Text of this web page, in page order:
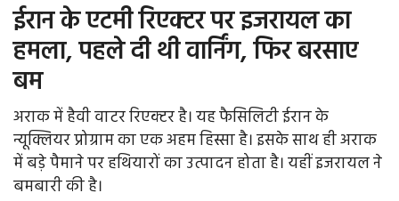
Office Office
Political Gossips
Farm & Food
Opinion
ईरान के एटमी रिएक्टर पर इजरायल का
हमला, पहले दी थी वार्निंग, फिर बरसाए
बम
अराक में हैवी वाटर रिएक्टर है। यह फैसिलिटी ईरान के
न्यूक्लियर प्रोग्राम का एक अहम हिस्सा है। इसके साथ ही अराक
में बड़े पैमाने पर हथियारों का उत्पादन होता है। यहीं इजरायल ने
बमबारी की है।